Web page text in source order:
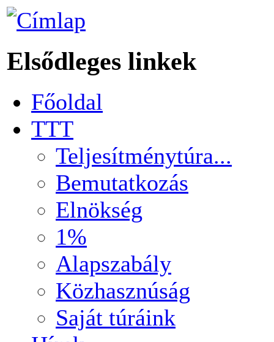
Elsődleges linkek
Főoldal
TTT
Teljesítménytúra...
Bemutatkozás
Elnökség
1%
Alapszabály
Közhasznúság
Saját túráink